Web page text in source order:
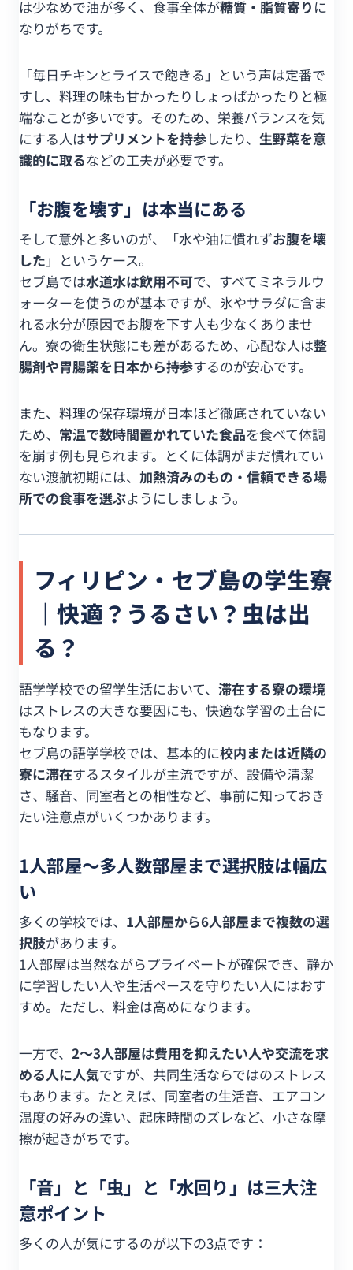
は少なめで油が多く、食事全体が糖質・脂質寄り に
なりがちです。
「毎日チキンとライスで飽きる」という声は定番で
すし、料理の味も甘かったりしょっぱかったりと極
端なことが多いです。そのため、栄養バランスを気
にする人はサプリメントを持参したり、 生野菜を意
識的に取るなどの工夫が必要です。
「お腹を壊す」は本当にある
そして意外と多いのが、「水や油に慣れずお腹を壊
した 」というケース。
セブ島では水道水は飲用不可で、すべてミネラルウ
ォーターを使うのが基本ですが、氷やサラダに含ま
れる水分が原因でお腹を下す人も少なくありませ
ん。寮の衛生状態にも差があるため、心配な人は整
腸剤や胃腸薬を日本から持参するのが安心です。
また、料理の保存環境が日本ほど徹底されていない
ため、 常温で数時間置かれていた食品を食べて体調
を崩す例も見られます。とくに体調がまだ慣れてい
ない渡航初期には、 加熱済みのもの・信頼できる場
所での食事を選ぶようにしましょう。
フィリピン・セブ島の学生寮
｜快適？うるさい？虫は出
る？
語学学校での留学生活において、 滞在する寮の環境
はストレスの大きな要因にも、快適な学習の土台に
もなります。
セブ島の語学学校では、基本的に校内または近隣の
寮に滞在するスタイルが主流ですが、設備や清潔
さ、騒音、同室者との相性など、事前に知っておき
たい注意点がいくつかあります。
1人部屋〜多人数部屋まで選択肢は幅広
い
多くの学校では、 1人部屋から6人部屋まで複数の選
択肢があります。
1人部屋は当然ながらプライベートが確保でき、静か
に学習したい人や生活ペースを守りたい人にはおす
すめ。ただし、料金は高めになります。
一方で、 2〜3人部屋は費用を抑えたい人や交流を求
める人に人気ですが、共同生活ならではのストレス
もあります。たとえば、同室者の生活音、エアコン
温度の好みの違い、起床時間のズレなど、小さな摩
擦が起きがちです。
「音」と「虫」と「水回り」は三大注
意ポイント
多くの人が気にするのが以下の3点です：